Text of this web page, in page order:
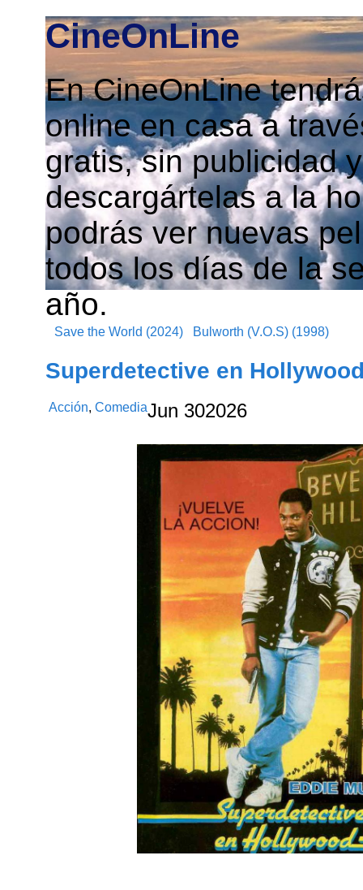
CineOnLine
En CineOnLine
online en casa a
gratis, sin publicidad
descargártelas a la
podrás ver nuevas
todos los días de la
año.
Save the World (2024) Bulworth (V.O.S) (1998)
Superdetective en
Acción,ComediaJun 302026